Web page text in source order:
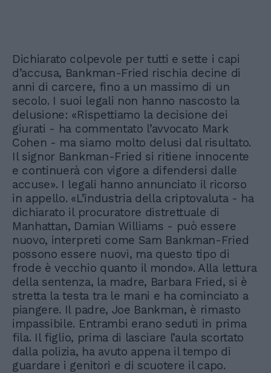
Dichiarato colpevole per tutti e sette i capi
d’accusa, Bankman-Fried rischia decine di
anni di carcere, fino a un massimo di un
secolo. I suoi legali non hanno nascosto la
delusione: «Rispettiamo la decisione dei
giurati - ha commentato l’avvocato Mark
Cohen - ma siamo molto delusi dal risultato.
Il signor Bankman-Fried si ritiene innocente
e continuerà con vigore a difendersi dalle
accuse». I legali hanno annunciato il ricorso
in appello. «L’industria della criptovaluta - ha
dichiarato il procuratore distrettuale di
Manhattan, Damian Williams - può essere
nuovo, interpreti come Sam Bankman-Fried
possono essere nuovi, ma questo tipo di
frode è vecchio quanto il mondo». Alla lettura
della sentenza, la madre, Barbara Fried, si è
stretta la testa tra le mani e ha cominciato a
piangere. Il padre, Joe Bankman, è rimasto
impassibile. Entrambi erano seduti in prima
fila. Il figlio, prima di lasciare l’aula scortato
dalla polizia, ha avuto appena il tempo di
guardare i genitori e di scuotere il capo.